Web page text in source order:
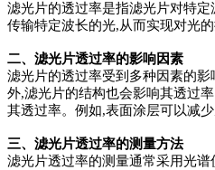
滤光片的透过率是指滤光片对特
传输特定波长的光,从而实现对光的
二、滤光片透过率的影响因素
滤光片的透过率受到多种因素的
外,滤光片的结构也会影响其透过
其透过率。例如,表面涂层可以减
三、滤光片透过率的测量方法
滤光片透过率的测量通常采用光